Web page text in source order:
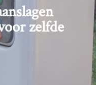
zelfde